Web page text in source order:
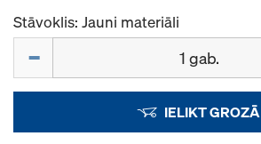
Stāvoklis: Jauni materiāli
IELIKT GROZĀ